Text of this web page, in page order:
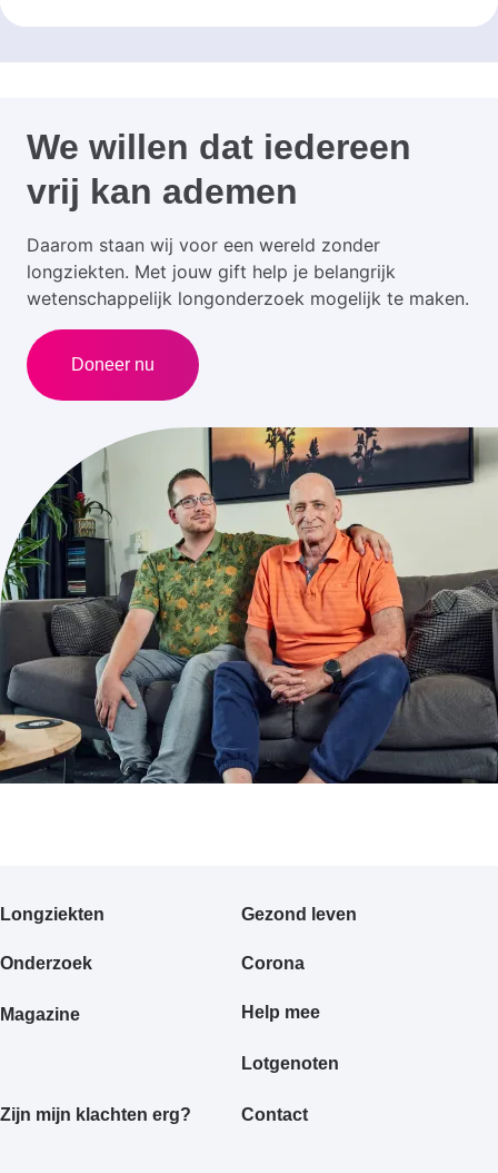
We willen dat iedereen
vrij kan ademen
Daarom staan wij voor een wereld zonder
longziekten. Met jouw gift help je belangrijk
wetenschappelijk longonderzoek mogelijk te maken.
Doneer nu
Primair
Longziekten Gezond leven
Onderzoek Corona
Magazine Help mee
Lotgenoten
Zijn mijn klachten erg? Contact